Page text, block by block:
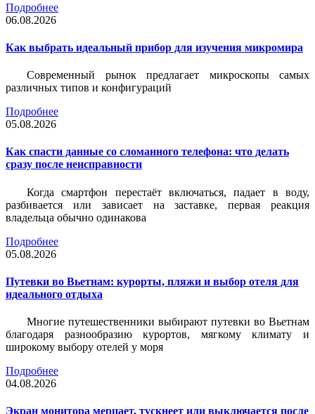
Подробнее
06.08.2026
Как выбрать идеальный прибор для изучения микромира
Современный рынок предлагает микроскопы самых
различных типов и конфигураций
Подробнее
05.08.2026
Как спасти данные со сломанного телефона: что делать
сразу после неисправности
Когда смартфон перестаёт включаться, падает в воду,
разбивается или зависает на заставке, первая реакция
владельца обычно одинакова
Подробнее
05.08.2026
Путевки во Вьетнам: курорты, пляжи и выбор отеля для
идеального отдыха
Многие путешественники выбирают путевки во Вьетнам
благодаря разнообразию курортов, мягкому климату и
широкому выбору отелей у моря
Подробнее
04.08.2026
Экран монитора мерцает, тускнеет или выключается после